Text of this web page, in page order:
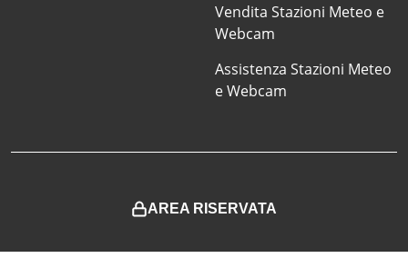
Vendita Stazioni Meteo e
Webcam
Assistenza Stazioni Meteo
e Webcam
AREA RISERVATA